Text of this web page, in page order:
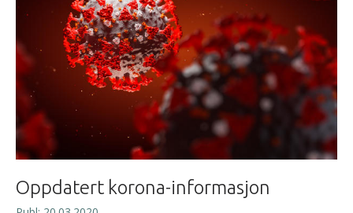
Oppdatert korona-informasjon